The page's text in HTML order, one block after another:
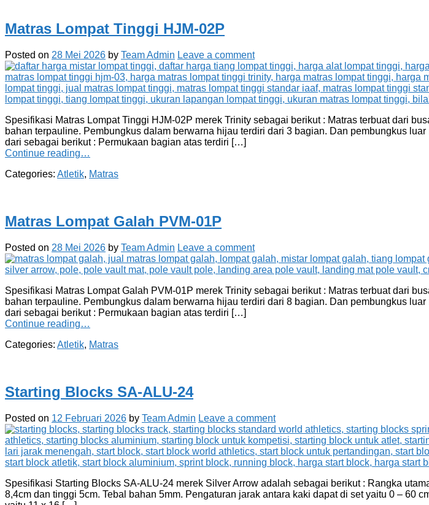
Matras Lompat Tinggi HJM-02P
Posted on 28 Mei 2026 by Team Admin Leave a comment
Spesifikasi Matras Lompat Tinggi HJM-02P merek Trinity sebagai berikut : Matras terbuat dari
bahan terpauline. Pembungkus dalam berwarna hijau terdiri dari 3 bagian. Dan pembungkus
dari sebagai berikut : Permukaan bagian atas terdiri […]
Continue reading…
Categories: Atletik, Matras
Matras Lompat Galah PVM-01P
Posted on 28 Mei 2026 by Team Admin Leave a comment
Spesifikasi Matras Lompat Galah PVM-01P merek Trinity sebagai berikut : Matras terbuat dari
bahan terpauline. Pembungkus dalam berwarna hijau terdiri dari 8 bagian. Dan pembungkus
dari sebagai berikut : Permukaan bagian atas terdiri […]
Continue reading…
Categories: Atletik, Matras
Starting Blocks SA-ALU-24
Posted on 12 Februari 2026 by Team Admin Leave a comment
Spesifikasi Starting Blocks SA-ALU-24 merek Silver Arrow adalah sebagai berikut : Rangka
8,4cm dan tinggi 5cm. Tebal bahan 5mm. Pengaturan jarak antara kaki dapat di set yaitu 0 – 60